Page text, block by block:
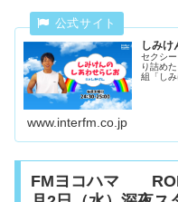
しみけ
セクシ
り詰め
組「し
www.interfm.co.jp
FMヨコハマ